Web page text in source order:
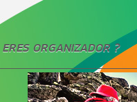
ERES ORGANIZADOR ?